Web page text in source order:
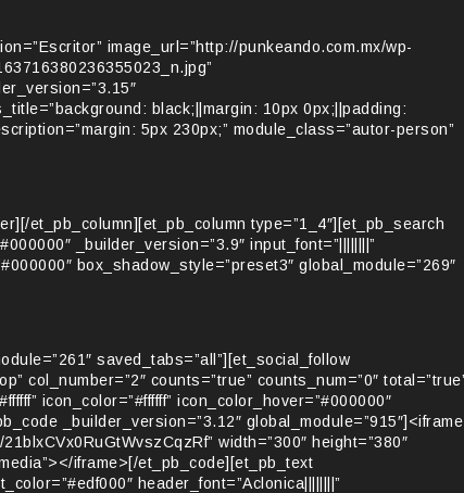
image_url=”http://punkeando.com.mx/wp-
black;||margin: 10px 0px;||padding:
5px 230px;” module_class=”autor-person”
et_pb_column][et_pb_column type=”1_4″][et_pb_search
_builder_version=”3.9″ input_font=”||||||||”
box_shadow_style=”preset3″ global_module=”269″
saved_tabs=”all”][et_social_follow
col_number=”2″ counts=”true” counts_num=”0″
icon_color=”#ffffff” icon_color_hover=”#000000″
_builder_version=”3.12″ global_module=”915″]<iframe
width=”300″ height=”380″
iframe>[/et_pb_code][et_pb_text
header_font=”Aclonica||||||||”